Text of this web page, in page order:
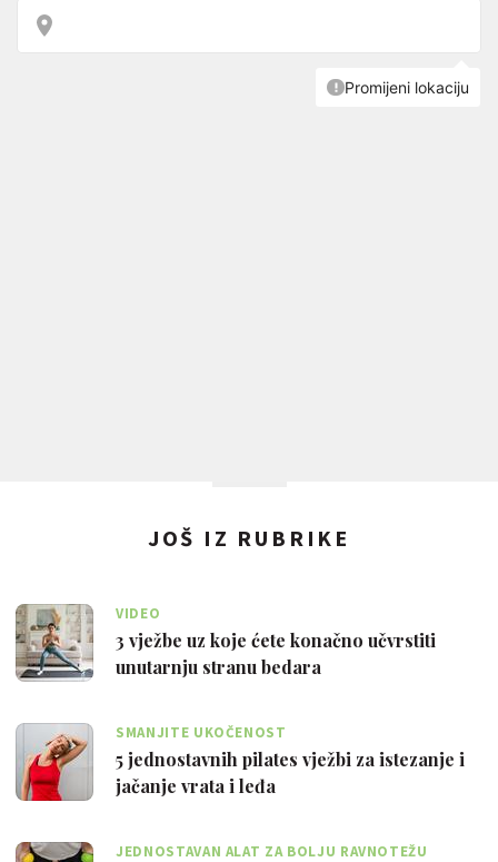
JOŠ IZ RUBRIKE
VIDEO
3 vježbe uz koje ćete konačno učvrstiti
unutarnju stranu bedara
SMANJITE UKOČENOST
5 jednostavnih pilates vježbi za istezanje i
jačanje vrata i leđa
JEDNOSTAVAN ALAT ZA BOLJU RAVNOTEŽU